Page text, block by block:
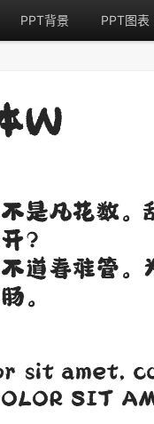
PPT背景 PPT图表